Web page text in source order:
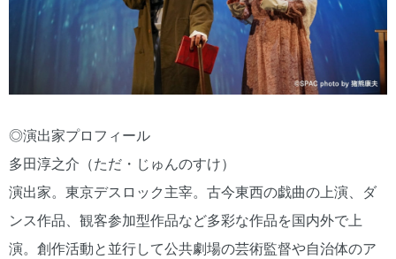
◎演出家プロフィール
多田淳之介（ただ・じゅんのすけ）
演出家。東京デスロック主宰。古今東⻄の戯曲の上演、ダ
ンス作品、観客参加型作品など多彩な作品を国内外で上
演。創作活動と並⾏して公共劇場の芸術監督や⾃治体のア